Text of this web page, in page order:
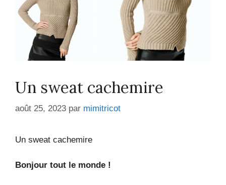
Un sweat cachemire
août 25, 2023 par mimitricot
Un sweat cachemire
Bonjour tout le monde !